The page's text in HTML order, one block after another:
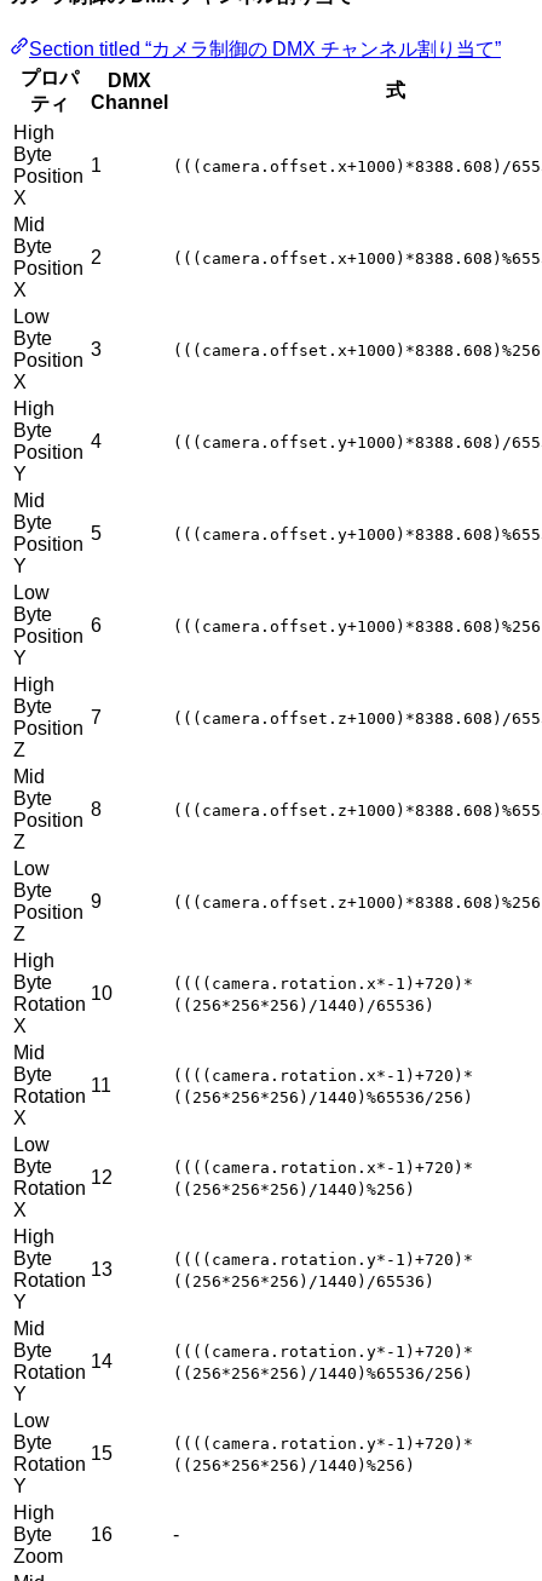
Section titled “カメラ制御の DMX チャンネル割り当て”
プロパ
ティ
DMX
Channel
式
High
Byte
Position
X
1 (((camera.offset.x+1000)*8388.608)/
Mid
Byte
Position
X
2
Low
Byte
Position
X
3
High
Byte
Position
Y
4 (((camera.offset.y+1000)*8388.608)/
Mid
Byte
Position
Y
5
Low
Byte
Position
Y
6
High
Byte
Position
Z
7 (((camera.offset.z+1000)*8388.608)/
Mid
Byte
Position
Z
8
Low
Byte
Position
Z
9
High
Byte
Rotation
X
10
((((camera.rotation.x*-1)+720)*
((256*256*256)/1440)/65536)
Mid
Byte
Rotation
X
11
((((camera.rotation.x*-1)+720)*
((256*256*256)/1440)%65536/256)
Low
Byte
Rotation
X
12
((((camera.rotation.x*-1)+720)*
((256*256*256)/1440)%256)
High
Byte
Rotation
Y
13
((((camera.rotation.y*-1)+720)*
((256*256*256)/1440)/65536)
Mid
Byte
Rotation
Y
14
((((camera.rotation.y*-1)+720)*
((256*256*256)/1440)%65536/256)
Low
Byte
Rotation
Y
15
((((camera.rotation.y*-1)+720)*
((256*256*256)/1440)%256)
High
Byte
Zoom
16 -